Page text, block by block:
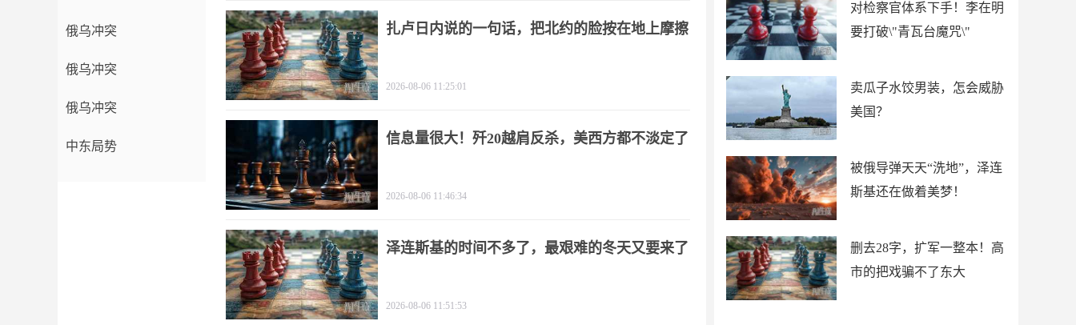
对检察官体系下手！李在明
要打破\"青瓦台魔咒\"
卖瓜子水饺男装，怎会威胁
美国？
被俄导弹天天“洗地”，泽连
斯基还在做着美梦！
删去28字，扩军一整本！高
市的把戏骗不了东大
俄乌冲突
俄乌冲突
俄乌冲突
中东局势
扎卢日内说的一句话，把北约的脸按在地上摩擦
2026-08-06 11:25:01
信息量很大！歼20越肩反杀，美西方都不淡定了
2026-08-06 11:46:34
泽连斯基的时间不多了，最艰难的冬天又要来了
2026-08-06 11:51:53